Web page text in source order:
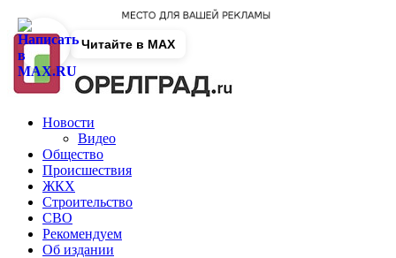
Новости
Видео
Общество
Происшествия
ЖКХ
Строительство
СВО
Рекомендуем
Об издании
Читайте в MAX